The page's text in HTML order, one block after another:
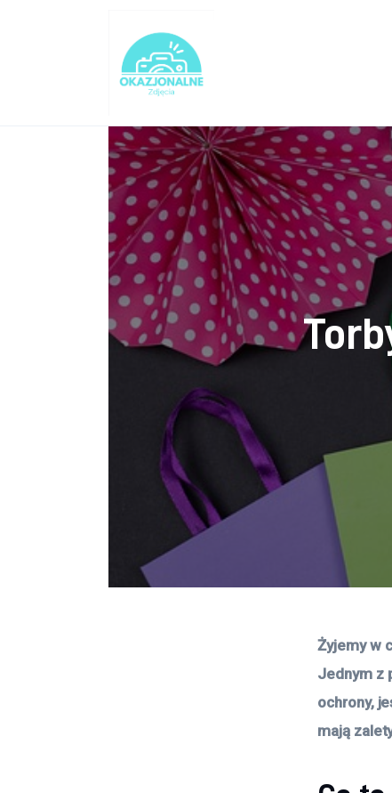
Żyjemy w
Jednym z
ochrony,
mają